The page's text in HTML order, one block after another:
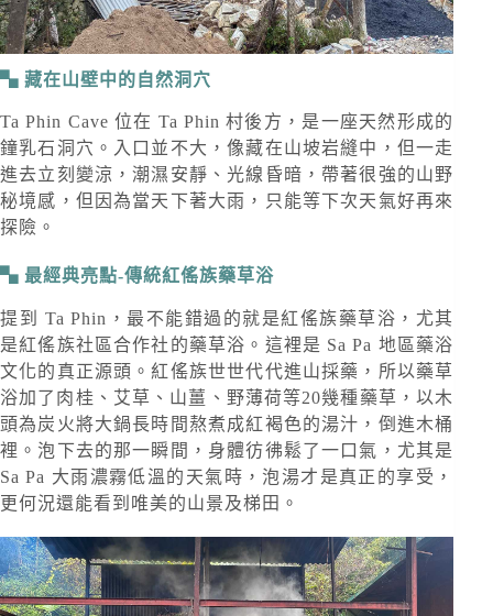
藏在山壁中的自然洞穴
Ta Phin Cave 位在 Ta Phin 村後方，是一座天然形成的
鐘乳石洞穴。入口並不大，像藏在山坡岩縫中，但一走
進去立刻變涼，潮濕安靜、光線昏暗，帶著很強的山野
秘境感，但因為當天下著大雨，只能等下次天氣好再來
探險。
最經典亮點-傳統紅傜族藥草浴
提到 Ta Phin，最不能錯過的就是紅傜族藥草浴，尤其
是紅傜族社區合作社的藥草浴。這裡是 Sa Pa 地區藥浴
文化的真正源頭。紅傜族世世代代進山採藥，所以藥草
浴加了肉桂、艾草、山薑、野薄荷等20幾種藥草，以木
頭為炭火將大鍋長時間熬煮成紅褐色的湯汁，倒進木桶
裡。泡下去的那一瞬間，身體彷彿鬆了一口氣，尤其是
Sa Pa 大雨濃霧低溫的天氣時，泡湯才是真正的享受，
更何況還能看到唯美的山景及梯田。